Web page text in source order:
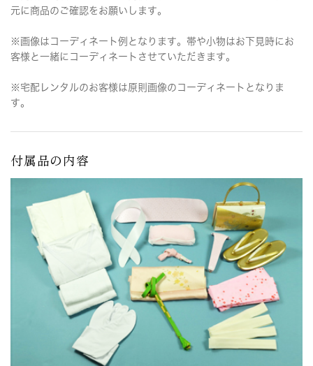
元に商品のご確認をお願いします。
※画像はコーディネート例となります。帯や小物はお下見時にお
客様と一緒にコーディネートさせていただきます。
※宅配レンタルのお客様は原則画像のコーディネートとなりま
す。
付属品の内容